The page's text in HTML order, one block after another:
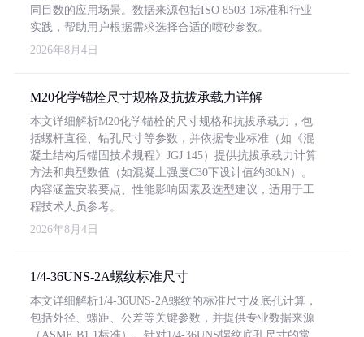
同目数的应用场景。数据来源包括ISO 8503-1标准和行业
实践，帮助用户根据需求选择合适的喷砂参数。
2026年8月4日
M20化学锚栓尺寸规格及抗拔承载力详解
本文详细解析M20化学锚栓的尺寸规格和抗拔承载力，包
括螺杆直径、钻孔尺寸等参数，并依据专业标准（如《混
凝土结构后锚固技术规程》JGJ 145）提供抗拔承载力计算
方法和典型数值（如混凝土强度C30下设计值约80kN）。
内容涵盖安装要点、性能影响因素及选型建议，适用于工
程技术人员参考。
2026年8月4日
1/4-36UNS-2A螺纹标准尺寸
本文详细解析1/4-36UNS-2A螺纹的标准尺寸及底孔计算，
包括外径、螺距、公差等关键参数，并提供专业数据来源